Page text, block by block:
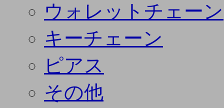
ウォレットチェーン
キーチェーン
ピアス
その他